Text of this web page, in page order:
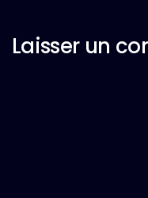
Laisser un